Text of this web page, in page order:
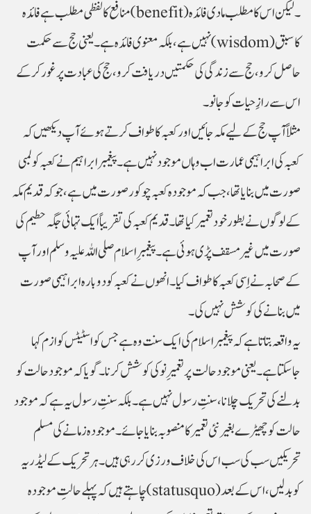
منافع کا لفظی مطلب ہے فائدہ (benefit)۔ لیکن اس کا مطلب مادی فائدہ
نہیں ہے، بلکہ معنوی فائدہ ہے۔ یعنی حج سے حکمت (wisdom) کا سبق
حاصل کرو، حج سے زندگی کی حکمتیں دریافت کرو، حج کی عبادت پر غور کرکے
اس سے رازِ حیات کو جانو۔
مثلاً آپ حج کے لیے مکہ جائیں اور کعبہ کا طواف کرتے ہوئے آپ دیکھیں کہ
کعبہ کی ابراہیمی عمارت اب وہاں موجود نہیں ہے۔ پیغمبر ابراہیم نے کعبہ کو لمبی
صورت میں بنایا تھا، جب کہ موجودہ کعبہ چوکور صورت میں ہے، جو کہ قدیم مکہ
کے لوگوں نے بطور خود تعمیر کیا تھا۔ قدیم کعبہ کی تقریباً ایک تہائی جگہ حطیم کی
صورت میں غیر مسقف پڑی ہوئی ہے۔ پیغمبرِ اسلام صلی اللہ علیہ وسلم اور آپ
کے صحابہ نے اِسی کعبہ کا طواف کیا۔ انھوں نے کعبہ کو دوبارہ ابراہیمی صورت
میں بنانے کی کوشش نہیں کی۔
یہ واقعہ بتاتا ہے کہ پیغمبر اسلام کی ایک سنت وہ ہے جس کو اسٹیٹس کوازم کہا
جاسکتا ہے۔ یعنی موجود حالت پر تعمیرِ نو کی کوشش کرنا۔ گویا کہ موجود حالت کو
بدلنے کی تحریک چلانا، سنتِ رسول نہیں ہے۔ بلکہ سنتِ رسول یہ ہے کہ موجود
حالت کو چھیڑے بغیر نئی تعمیر کا منصوبہ بنایا جائے۔ موجودہ زمانے کی مسلم
تحریکیں سب کی سب اس کی خلاف ورزی کر رہی ہیں۔ ہر تحریک کے لیڈر یہ
چاہتے ہیں کہ پہلے حالتِ موجودہ (statusquo) کو بدلیں ، اس کے بعد